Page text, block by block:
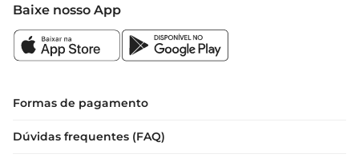
Baixe nosso App
Formas de pagamento
Dúvidas frequentes (FAQ)